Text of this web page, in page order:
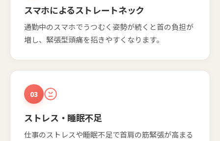
スマホによるストレートネック
通勤中のスマホでうつむく姿勢が続くと首の負担が
増し、緊張型頭痛を招きやすくなります。
03
ストレス・睡眠不足
仕事のストレスや睡眠不足で首肩の筋緊張が高まる